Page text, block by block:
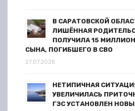
В САРАТОВСКОЙ
ЛИШЁННАЯ
ПОЛУЧИЛА 15
СЫНА, ПОГИБШЕГО В СВО
27.07.2026
НЕТИПИЧНАЯ
УВЕЛИЧИЛАСЬ
ГЭС УСТАНОВЛЕН